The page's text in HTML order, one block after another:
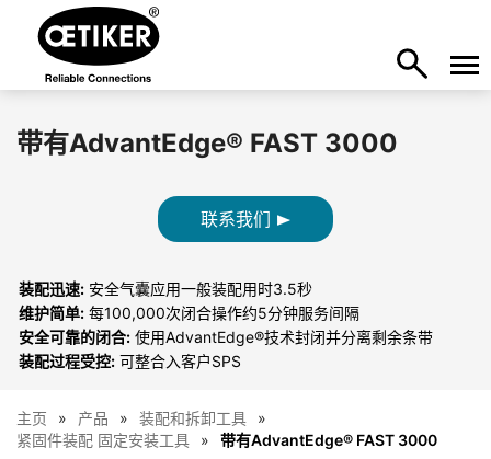
带有AdvantEdge® FAST 3000
联系我们
装配迅速: 安全气囊应用一般装配用时3.5秒
维护简单: 每100,000次闭合操作约5分钟服务间隔
安全可靠的闭合: 使用AdvantEdge®技术封闭并分离剩余条带
装配过程受控: 可整合入客户SPS
主页 产品
装配和拆卸工具
紧固件装配 固定安装工具
带有AdvantEdge® FAST 3000